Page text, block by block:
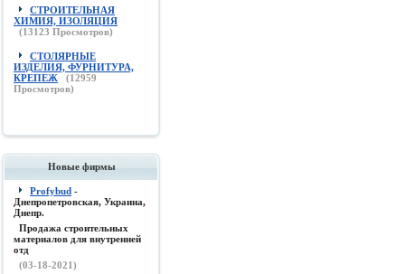
СТРОИТЕЛЬНАЯ
ХИМИЯ, ИЗОЛЯЦИЯ
(13123 Просмотров)
СТОЛЯРНЫЕ
ИЗДЕЛИЯ, ФУРНИТУРА,
КРЕПЕЖ
(12959
Просмотров)
Новые фирмы
Profybud -
Днепропетровская, Украина,
Днепр.
Продажа строительных
материалов для внутренней
отд
(03-18-2021)